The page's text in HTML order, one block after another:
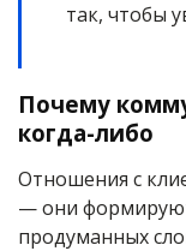
так, чтобы
Почему
когда-либо
Отношения с
— они
продуманных